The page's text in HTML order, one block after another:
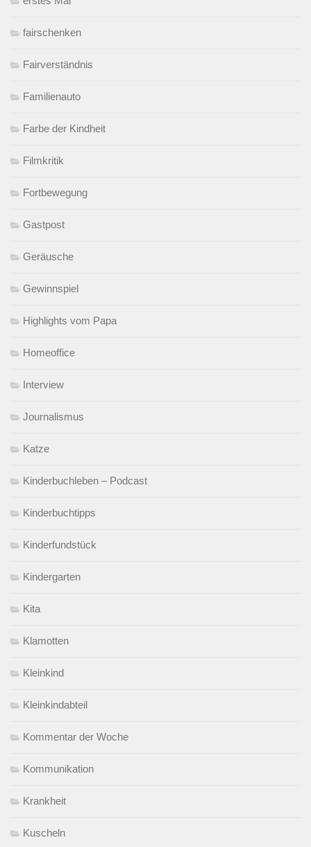
fairschenken
Fairverständnis
Familienauto
Farbe der Kindheit
Filmkritik
Fortbewegung
Gastpost
Geräusche
Gewinnspiel
Highlights vom Papa
Homeoffice
Interview
Journalismus
Katze
Kinderbuchleben – Podcast
Kinderbuchtipps
Kinderfundstück
Kindergarten
Kita
Klamotten
Kleinkind
Kleinkindabteil
Kommentar der Woche
Kommunikation
Krankheit
Kuscheln